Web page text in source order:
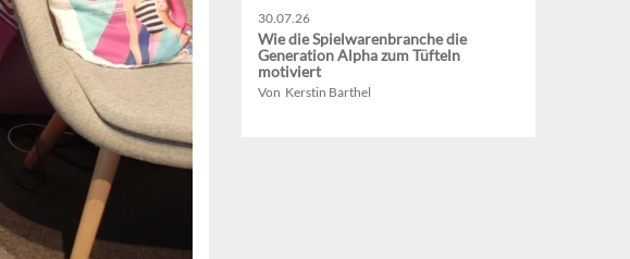
30.07.26
Wie die Spielwarenbranche die
Generation Alpha zum Tüfteln
motiviert
Von Kerstin Barthel